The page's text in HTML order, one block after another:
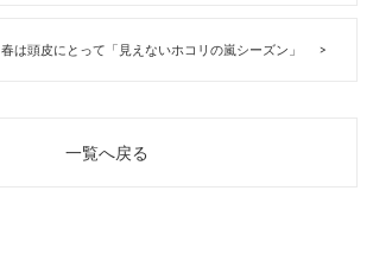
春は頭皮にとって「見えないホコリの嵐シーズン」
一覧へ戻る